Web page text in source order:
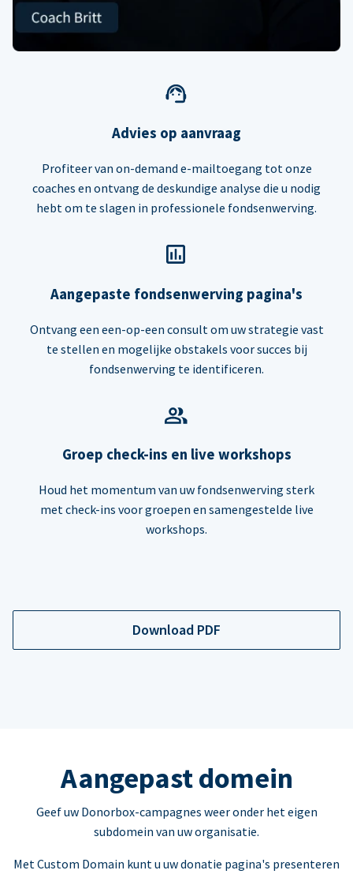
Advies op aanvraag
Profiteer van on-demand e-mailtoegang tot onze
coaches en ontvang de deskundige analyse die u nodig
hebt om te slagen in professionele fondsenwerving.
Aangepaste fondsenwerving pagina's
Ontvang een een-op-een consult om uw strategie vast
te stellen en mogelijke obstakels voor succes bij
fondsenwerving te identificeren.
Groep check-ins en live workshops
Houd het momentum van uw fondsenwerving sterk
met check-ins voor groepen en samengestelde live
workshops.
Download PDF
Aangepast domein
Geef uw Donorbox-campagnes weer onder het eigen
subdomein van uw organisatie.
Met Custom Domain kunt u uw donatie pagina's presenteren